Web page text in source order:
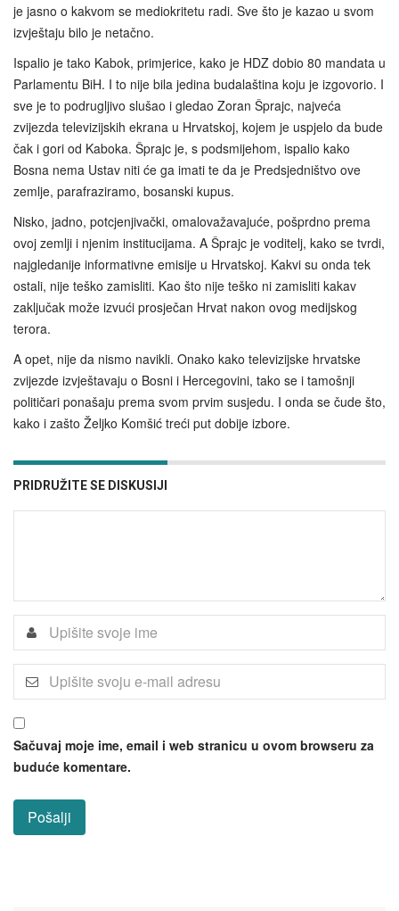
je jasno o kakvom se mediokritetu radi. Sve što je kazao u svom
izvještaju bilo je netačno.
Ispalio je tako Kabok, primjerice, kako je HDZ dobio 80 mandata u
Parlamentu BiH. I to nije bila jedina budalaština koju je izgovorio. I
sve je to podrugljivo slušao i gledao Zoran Šprajc, najveća
zvijezda televizijskih ekrana u Hrvatskoj, kojem je uspjelo da bude
čak i gori od Kaboka. Šprajc je, s podsmijehom, ispalio kako
Bosna nema Ustav niti će ga imati te da je Predsjedništvo ove
zemlje, parafraziramo, bosanski kupus.
Nisko, jadno, potcjenjivački, omalovažavajuće, pošprdno prema
ovoj zemlji i njenim institucijama. A Šprajc je voditelj, kako se tvrdi,
najgledanije informativne emisije u Hrvatskoj. Kakvi su onda tek
ostali, nije teško zamisliti. Kao što nije teško ni zamisliti kakav
zaključak može izvući prosječan Hrvat nakon ovog medijskog
terora.
A opet, nije da nismo navikli. Onako kako televizijske hrvatske
zvijezde izvještavaju o Bosni i Hercegovini, tako se i tamošnji
političari ponašaju prema svom prvim susjedu. I onda se čude što,
kako i zašto Željko Komšić treći put dobije izbore.
PRIDRUŽITE SE DISKUSIJI
Sačuvaj moje ime, email i web stranicu u ovom browseru za
buduće komentare.